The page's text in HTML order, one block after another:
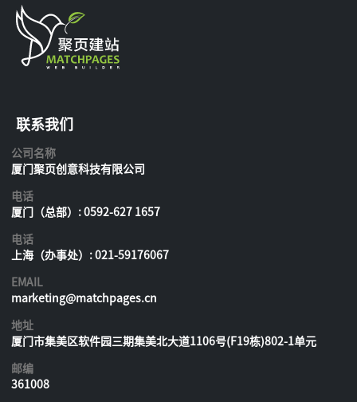
联系我们
公司名称
厦门聚页创意科技有限公司
电话
厦门（总部）: 0592-627 1657
电话
上海（办事处）: 021-59176067
EMAIL
marketing@matchpages.cn
地址
厦门市集美区软件园三期集美北大道1106号(F19栋)802-1单元
邮编
361008